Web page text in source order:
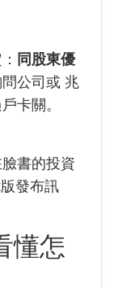
同股東優
公司或 兆
卡關。
書的投資
發布訊
懂怎